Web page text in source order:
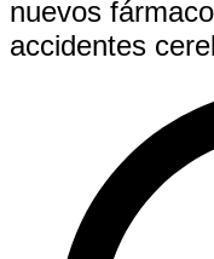
nuevos
accidentes